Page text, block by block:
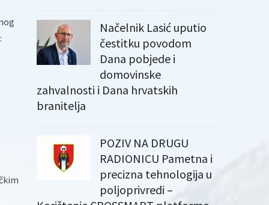
Načelnik Lasić uputio
čestitku povodom
Dana pobjede i
domovinske
zahvalnosti i Dana hrvatskih
branitelja
POZIV NA DRUGU
RADIONICU Pametna i
precizna tehnologija u
poljoprivredi –